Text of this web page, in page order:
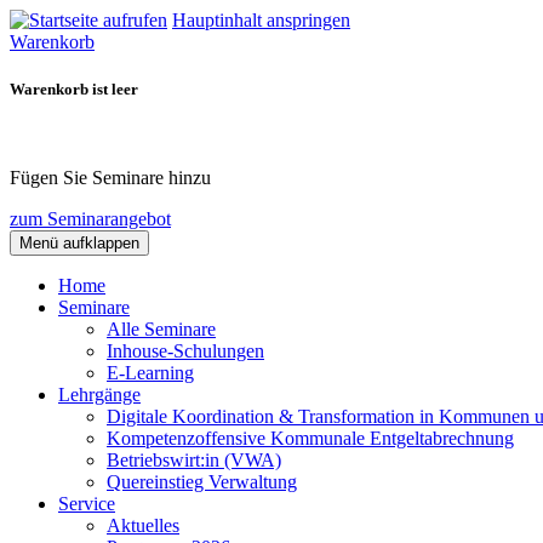
Hauptinhalt anspringen
Warenkorb
Warenkorb ist leer
Fügen Sie Seminare hinzu
zum Seminarangebot
Menü aufklappen
Home
Seminare
Alle Seminare
Inhouse-Schulungen
E-Learning
Lehrgänge
Digitale Koordination & Transformation in Kommunen
Kompetenzoffensive Kommunale Entgeltabrechnung
Betriebswirt:in (VWA)
Quereinstieg Verwaltung
Service
Aktuelles